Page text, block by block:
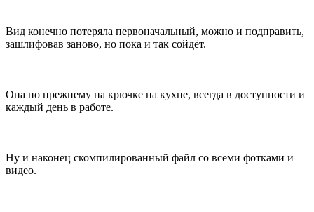
Вид конечно потеряла первоначальный, можно и подправить,
зашлифовав заново, но пока и так сойдёт.
Она по прежнему на крючке на кухне, всегда в доступности и
каждый день в работе.
Ну и наконец скомпилированный файл со всеми фотками и
видео.